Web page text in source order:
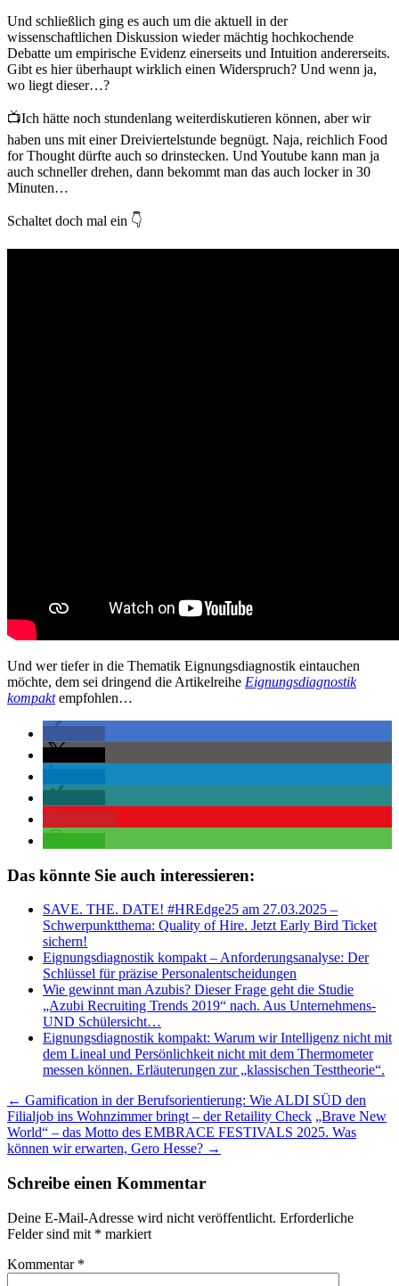
Und schließlich ging es auch um die aktuell in der
wissenschaftlichen Diskussion wieder mächtig hochkochende
Debatte um empirische Evidenz einerseits und Intuition andererseits.
Gibt es hier überhaupt wirklich einen Widerspruch? Und wenn ja,
wo liegt dieser…?
📺Ich hätte noch stundenlang weiterdiskutieren können, aber wir
haben uns mit einer Dreiviertelstunde begnügt. Naja, reichlich Food
for Thought dürfte auch so drinstecken. Und Youtube kann man ja
auch schneller drehen, dann bekommt man das auch locker in 30
Minuten…
Schaltet doch mal ein 👇
Und wer tiefer in die Thematik Eignungsdiagnostik eintauchen
möchte, dem sei dringend die Artikelreihe Eignungsdiagnostik
kompaktempfohlen…
Das könnte Sie auch interessieren:
SAVE. THE. DATE! #HREdge25 am 27.03.2025 –
Schwerpunktthema: Quality of Hire. Jetzt Early Bird Ticket
sichern!
Eignungsdiagnostik kompakt – Anforderungsanalyse: Der
Schlüssel für präzise Personalentscheidungen
Wie gewinnt man Azubis? Dieser Frage geht die Studie
„Azubi Recruiting Trends 2019“ nach. Aus Unternehmens-
UND Schülersicht…
Eignungsdiagnostik kompakt: Warum wir Intelligenz nicht mit
dem Lineal und Persönlichkeit nicht mit dem Thermometer
messen können. Erläuterungen zur „klassischen Testtheorie“.
Beitragsnavigation
← Gamification in der Berufsorientierung: Wie ALDI SÜD den
Filialjob ins Wohnzimmer bringt – der Retaility Check „Brave New
World“ – das Motto des EMBRACE FESTIVALS 2025. Was
können wir erwarten, Gero Hesse? →
Schreibe einen Kommentar
Deine E-Mail-Adresse wird nicht veröffentlicht. Erforderliche
Felder sind mit * markiert
Kommentar *